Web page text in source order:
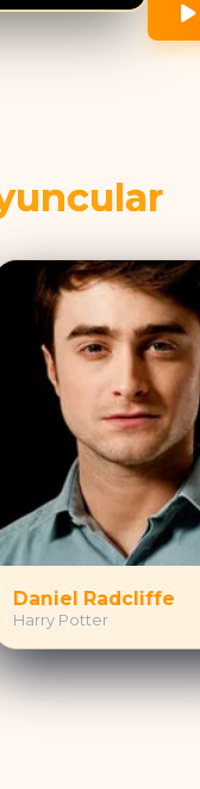
Daniel Radcliffe
Harry Potter